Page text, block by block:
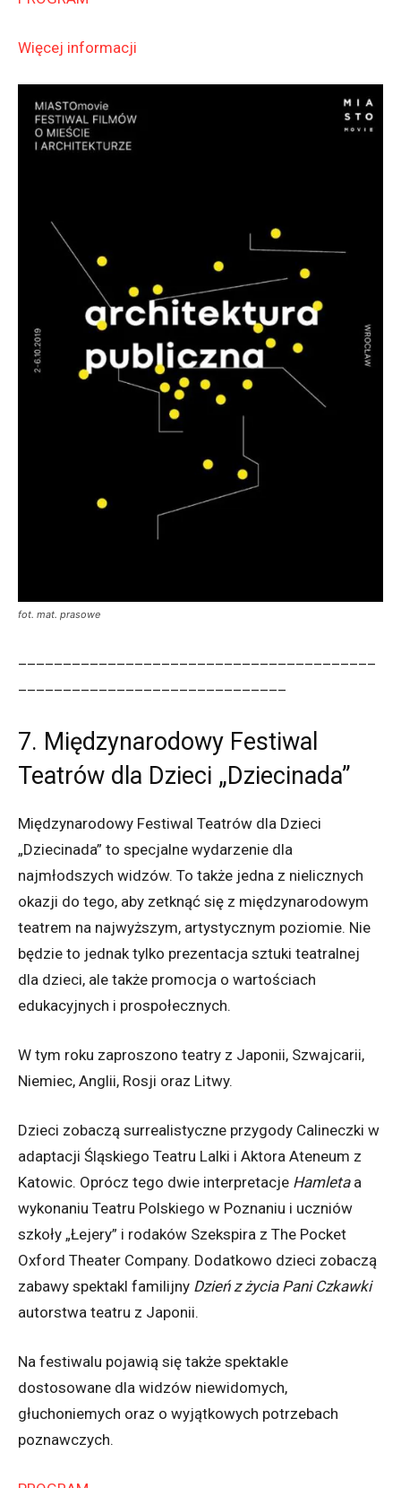
Więcej informacji
fot. mat. prasowe
7. Międzynarodowy Festiwal
Teatrów dla Dzieci „Dziecinada”
Międzynarodowy Festiwal Teatrów dla Dzieci
„Dziecinada” to specjalne wydarzenie dla
najmłodszych widzów. To także jedna z nielicznych
okazji do tego, aby zetknąć się z międzynarodowym
teatrem na najwyższym, artystycznym poziomie. Nie
będzie to jednak tylko prezentacja sztuki teatralnej
dla dzieci, ale także promocja o wartościach
edukacyjnych i prospołecznych.
W tym roku zaproszono teatry z Japonii, Szwajcarii,
Niemiec, Anglii, Rosji oraz Litwy.
Dzieci zobaczą surrealistyczne przygody Calineczki w
adaptacji Śląskiego Teatru Lalki i Aktora Ateneum z
Katowic. Oprócz tego dwie interpretacje Hamletaa
wykonaniu Teatru Polskiego w Poznaniu i uczniów
szkoły „Łejery” i rodaków Szekspira z The Pocket
Oxford Theater Company. Dodatkowo dzieci zobaczą
zabawy spektakl familijny Dzień z życia Pani Czkawki
autorstwa teatru z Japonii.
Na festiwalu pojawią się także spektakle
dostosowane dla widzów niewidomych,
głuchoniemych oraz o wyjątkowych potrzebach
poznawczych.